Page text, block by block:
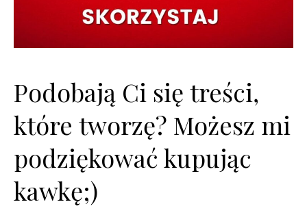
Podobają Ci się treści,
które tworzę? Możesz mi
podziękować kupując
kawkę;)